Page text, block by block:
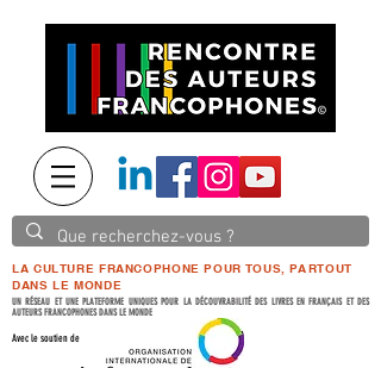
LA CULTURE FRANCOPHONE POUR TOUS, PARTOUT
DANS LE MONDE
UN RÉSEAU ET UNE PLATEFORME UNIQUES POUR LA DÉCOUVRABILITÉ DES LIVRES EN FRANÇAIS ET DES
AUTEURS FRANCOPHONES DANS LE MONDE
Avec le soutien de